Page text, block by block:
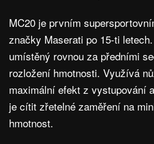
MC20 je prvním
značky Maserati po 15-ti
umístěný rovnou za předními
rozložení hmotnosti. Využívá
maximální efekt z vystupování
je cítit zřetelné zaměření na
hmotnost.